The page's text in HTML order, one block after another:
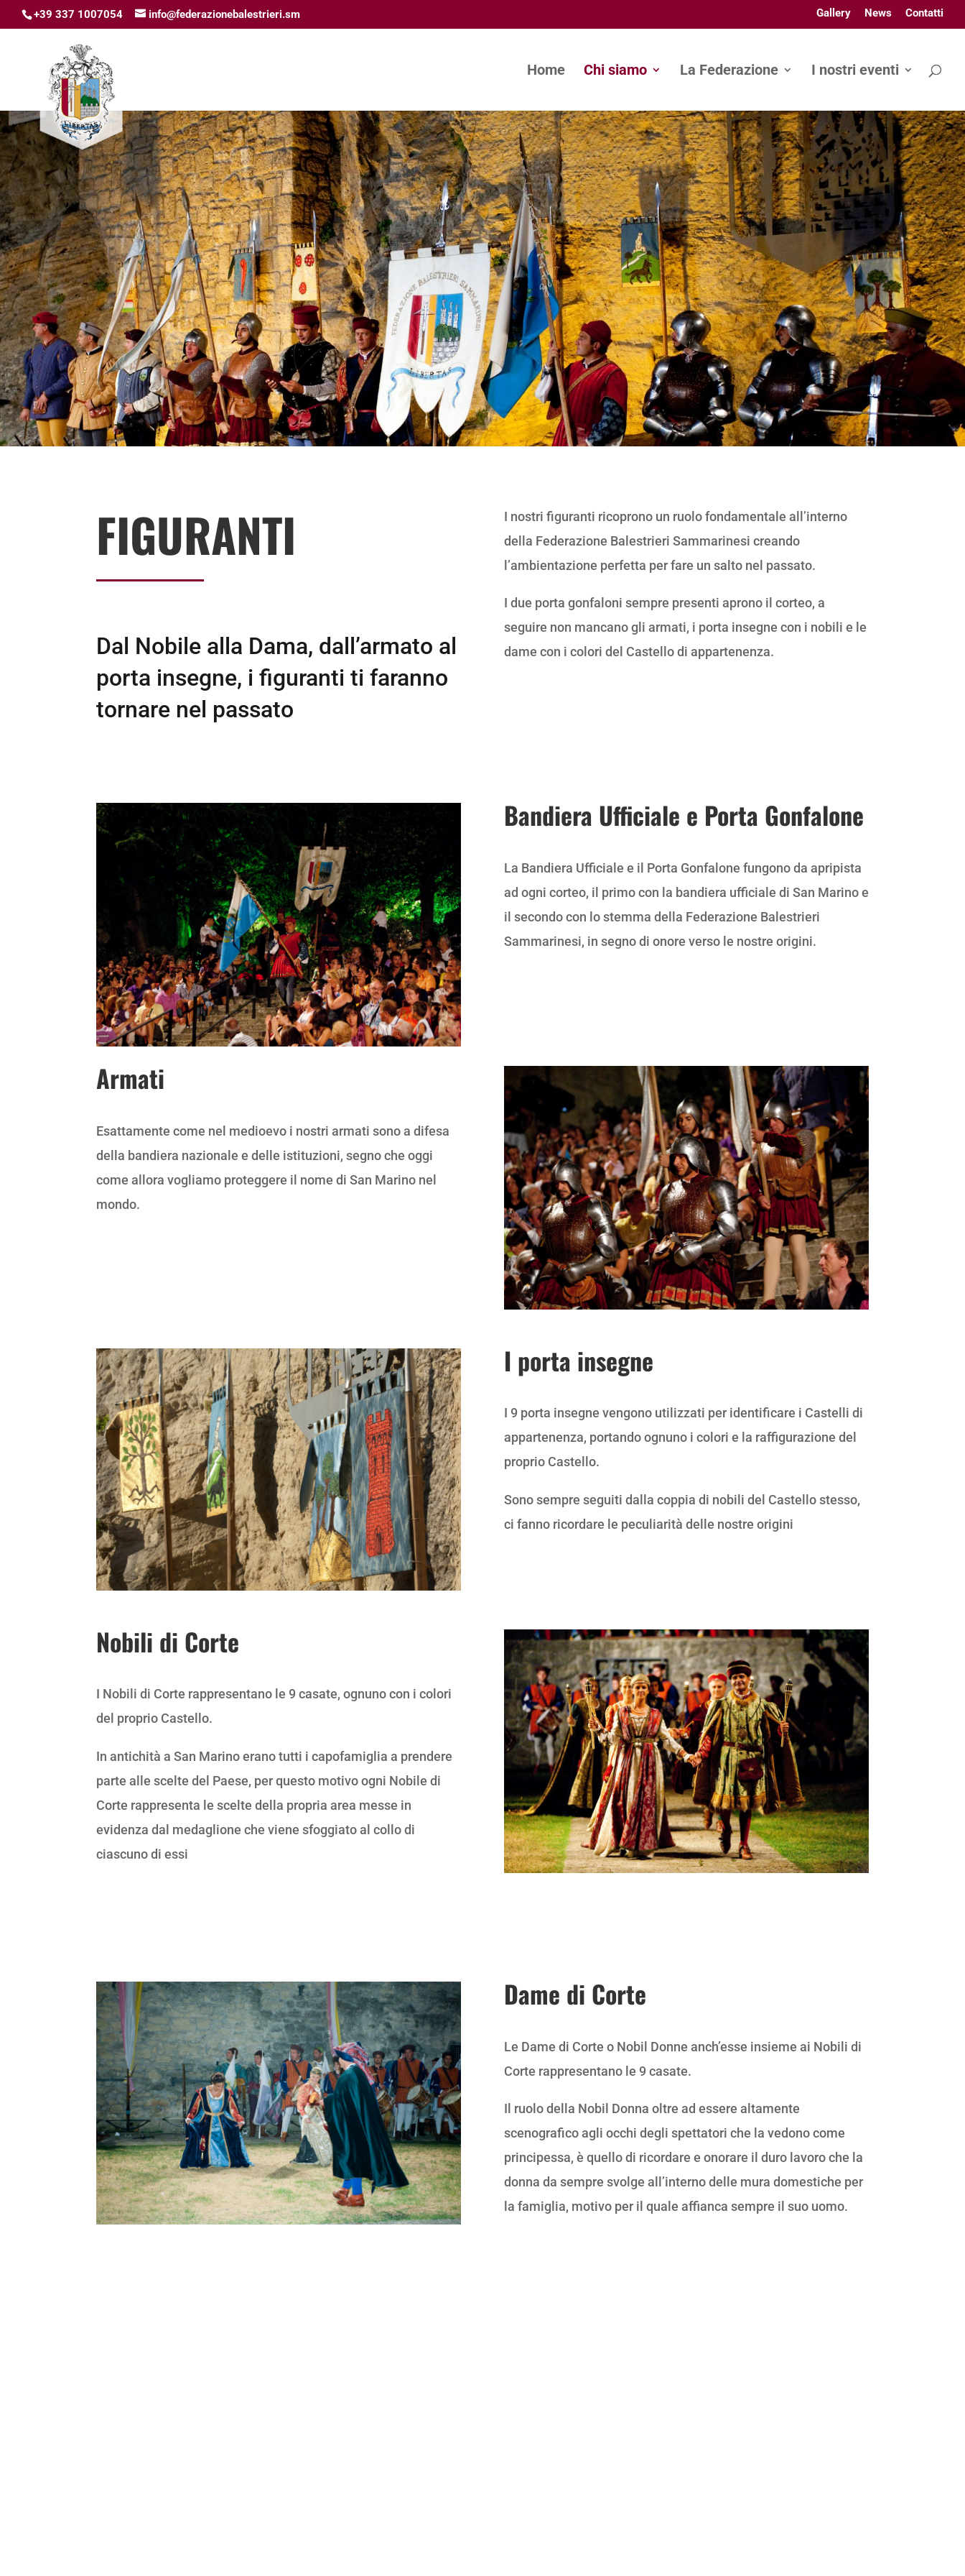
+39 337 1007054 info@federazionebalestrieri.sm Gallery News Contatti
Home Chi siamo La Federazione I nostri eventi
FIGURANTI
Dal Nobile alla Dama, dall’armato al
porta insegne, i figuranti ti faranno
tornare nel passato
I nostri figuranti ricoprono un ruolo fondamentale all’interno
della Federazione Balestrieri Sammarinesi creando
l’ambientazione perfetta per fare un salto nel passato.
I due porta gonfaloni sempre presenti aprono il corteo, a
seguire non mancano gli armati, i porta insegne con i nobili e le
dame con i colori del Castello di appartenenza.
Bandiera Ufficiale e Porta Gonfalone
La Bandiera Ufficiale e il Porta Gonfalone fungono da apripista
ad ogni corteo, il primo con la bandiera ufficiale di San Marino e
il secondo con lo stemma della Federazione Balestrieri
Sammarinesi, in segno di onore verso le nostre origini.
Armati
Esattamente come nel medioevo i nostri armati sono a difesa
della bandiera nazionale e delle istituzioni, segno che oggi
come allora vogliamo proteggere il nome di San Marino nel
mondo.
I porta insegne
I 9 porta insegne vengono utilizzati per identificare i Castelli di
appartenenza, portando ognuno i colori e la raffigurazione del
proprio Castello.
Sono sempre seguiti dalla coppia di nobili del Castello stesso,
ci fanno ricordare le peculiarità delle nostre origini
Nobili di Corte
I Nobili di Corte rappresentano le 9 casate, ognuno con i colori
del proprio Castello.
In antichità a San Marino erano tutti i capofamiglia a prendere
parte alle scelte del Paese, per questo motivo ogni Nobile di
Corte rappresenta le scelte della propria area messe in
evidenza dal medaglione che viene sfoggiato al collo di
ciascuno di essi
Dame di Corte
Le Dame di Corte o Nobil Donne anch’esse insieme ai Nobili di
Corte rappresentano le 9 casate.
Il ruolo della Nobil Donna oltre ad essere altamente
scenografico agli occhi degli spettatori che la vedono come
principessa, è quello di ricordare e onorare il duro lavoro che la
donna da sempre svolge all’interno delle mura domestiche per
la famiglia, motivo per il quale affianca sempre il suo uomo.